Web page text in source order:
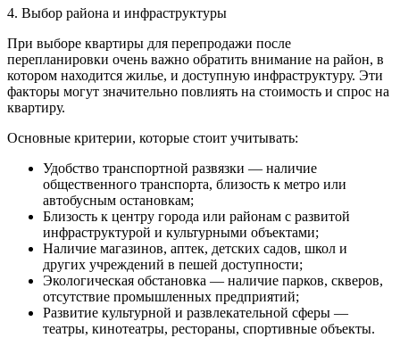
4. Выбор района и инфраструктуры
При выборе квартиры для перепродажи после
перепланировки очень важно обратить внимание на район, в
котором находится жилье, и доступную инфраструктуру. Эти
факторы могут значительно повлиять на стоимость и спрос на
квартиру.
Основные критерии, которые стоит учитывать:
Удобство транспортной развязки — наличие
общественного транспорта, близость к метро или
автобусным остановкам;
Близость к центру города или районам с развитой
инфраструктурой и культурными объектами;
Наличие магазинов, аптек, детских садов, школ и
других учреждений в пешей доступности;
Экологическая обстановка — наличие парков, скверов,
отсутствие промышленных предприятий;
Развитие культурной и развлекательной сферы —
театры, кинотеатры, рестораны, спортивные объекты.